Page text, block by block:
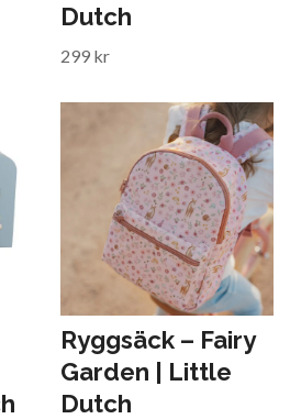
Dutch
299 kr
Ryggsäck – Fairy
Garden | Little
Dutch